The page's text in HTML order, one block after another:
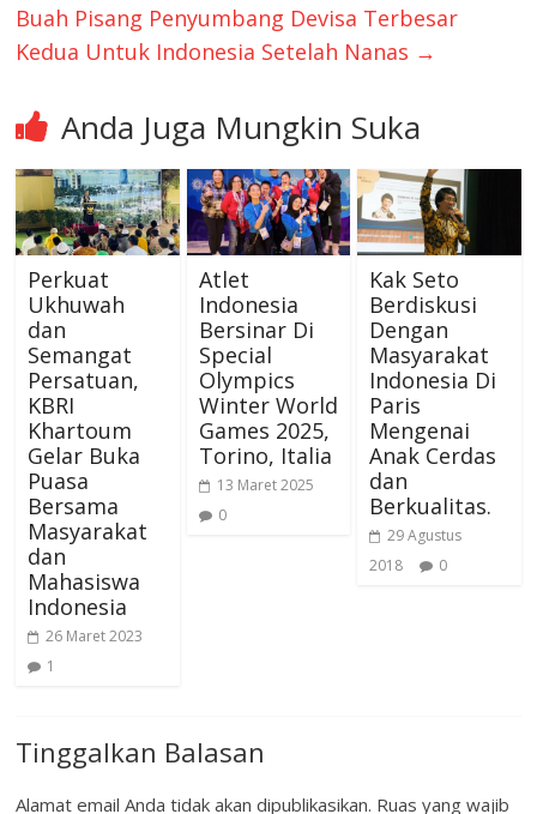
Buah Pisang Penyumbang Devisa Terbesar
Kedua Untuk Indonesia Setelah Nanas →
Anda Juga Mungkin Suka
Perkuat
Ukhuwah
dan
Semangat
Persatuan,
KBRI
Khartoum
Gelar Buka
Puasa
Bersama
Masyarakat
dan
Mahasiswa
Indonesia
26 Maret 2023
1
Atlet
Indonesia
Bersinar Di
Special
Olympics
Winter World
Games 2025,
Torino, Italia
13 Maret 2025
0
Kak Seto
Berdiskusi
Dengan
Masyarakat
Indonesia Di
Paris
Mengenai
Anak Cerdas
dan
Berkualitas.
29 Agustus
2018
0
Tinggalkan Balasan
Alamat email Anda tidak akan dipublikasikan. Ruas yang wajib